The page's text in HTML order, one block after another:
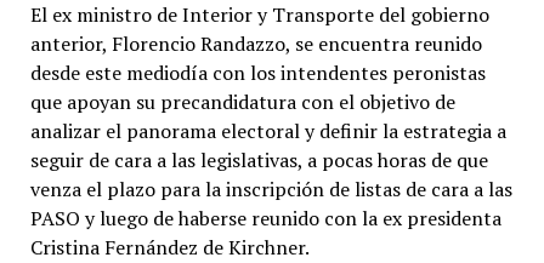
El ex ministro de Interior y Transporte del gobierno
anterior, Florencio Randazzo, se encuentra reunido
desde este mediodía con los intendentes peronistas
que apoyan su precandidatura con el objetivo de
analizar el panorama electoral y definir la estrategia a
seguir de cara a las legislativas, a pocas horas de que
venza el plazo para la inscripción de listas de cara a las
PASO y luego de haberse reunido con la ex presidenta
Cristina Fernández de Kirchner.